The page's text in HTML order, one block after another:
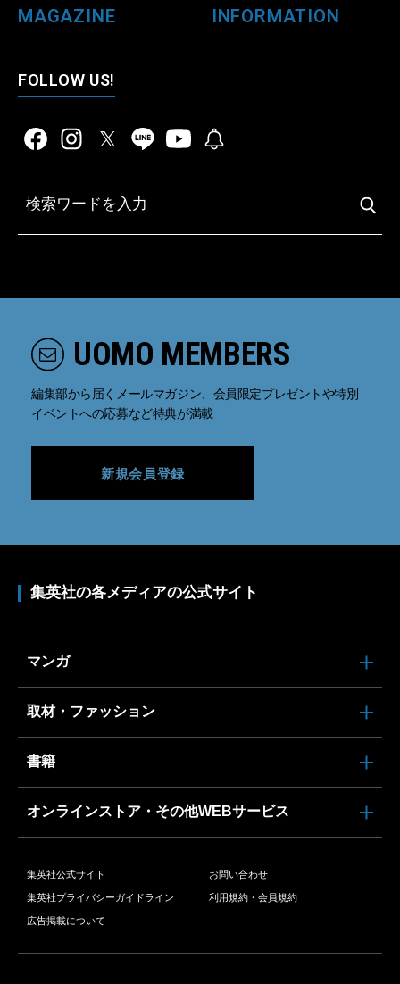
MAGAZINE INFORMATION
FOLLOW US!
UOMO MEMBERS
編集部から届くメールマガジン、会員限定プレゼントや特別
イベントへの応募など特典が満載
新規会員登録
集英社の各メディアの公式サイト
マンガ
取材・ファッション
書籍
オンラインストア・その他WEBサービス
集英社公式サイト お問い合わせ
集英社プライバシーガイドライン 利用規約・会員規約
広告掲載について